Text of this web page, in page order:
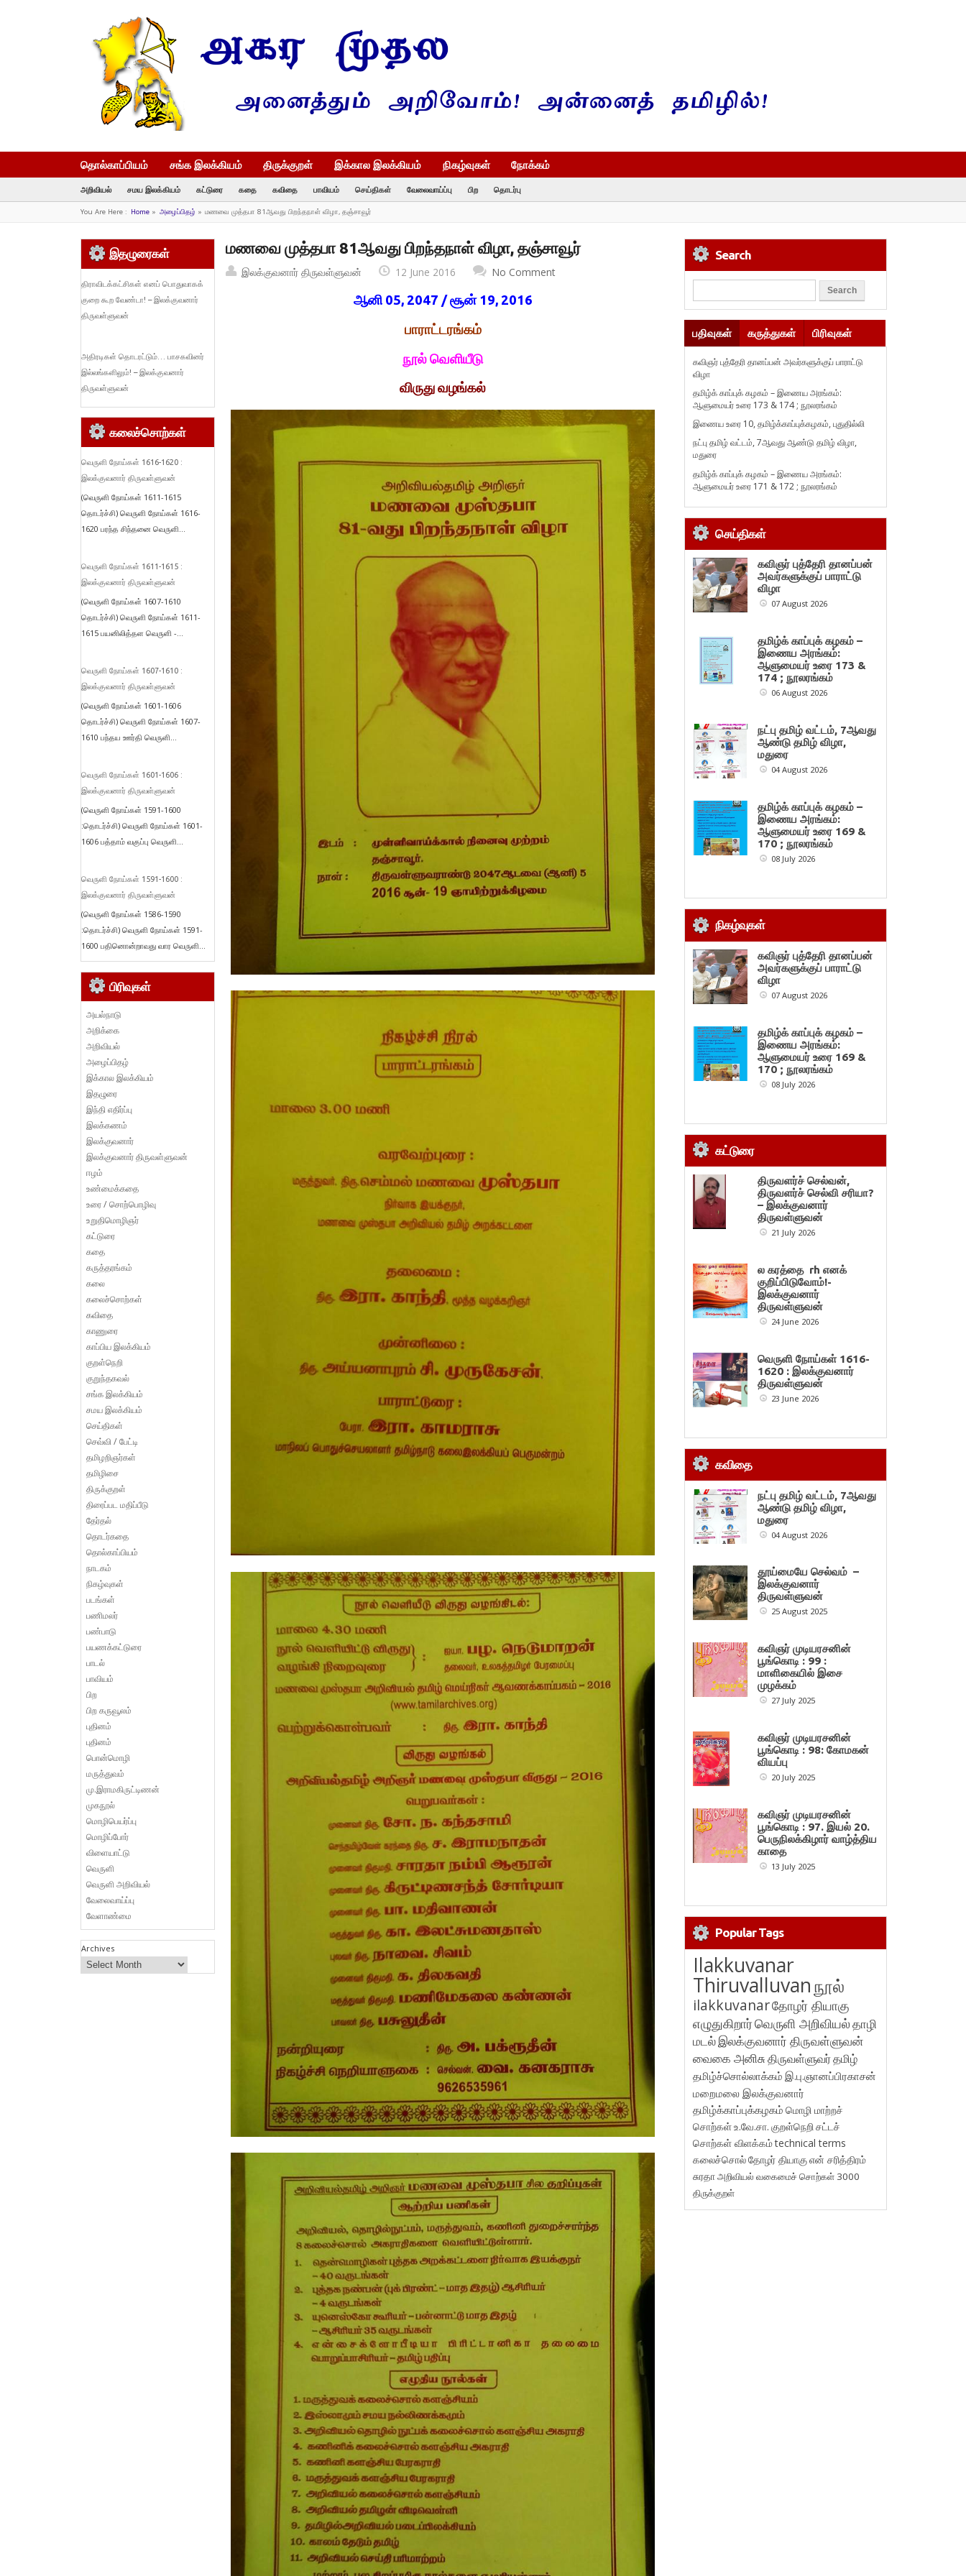
தொல்காப்பியம் சங்க இலக்கியம் திருக்குறள் இக்கால இலக்கியம் நிகழ்வுகள் நோக்கம்
அறிவியல் சமய இலக்கியம் கட்டுரை கதை கவிதை பாவியம் செய்திகள் வேலைவாய்ப்பு பிற தொடர்பு
You Are Here : Home» அழைப்பிதழ் » மணவை முத்தபா 81ஆவது பிறந்தநாள் விழா, தஞ்சாவூர்
மணவை முத்தபா 81ஆவது பிறந்தநாள் விழா, தஞ்சாவூர்
இலக்குவனார் திருவள்ளுவன் 12 June 2016 No Comment
ஆனி 05, 2047 / சூன் 19, 2016
பாராட்டரங்கம்
நூல் வெளியீடு
விருது வழங்கல்
இதழுரைகள்
திராவிடக்கட்சிகள் எனப் பொதுவாகக்
குறை கூற வேண்டா! – இலக்குவனார்
திருவள்ளுவன்
அதிரடிகள் தொடரட்டும்… பாசகவினர்
இல்லங்களிலும்! – இலக்குவனார்
திருவள்ளுவன்
கலைச்சொற்கள்
வெருளி நோய்கள் 1616-1620 :
இலக்குவனார் திருவள்ளுவன்
(வெருளி நோய்கள் 1611-1615
தொடர்ச்சி) வெருளி நோய்கள் 1616-
1620 பரந்த சிந்தனை வெருளி...
வெருளி நோய்கள் 1611-1615 :
இலக்குவனார் திருவள்ளுவன்
(வெருளி நோய்கள் 1607-1610
தொடர்ச்சி) வெருளி நோய்கள் 1611-
1615 பயனிலித்தள வெருளி -...
வெருளி நோய்கள் 1607-1610 :
இலக்குவனார் திருவள்ளுவன்
(வெருளி நோய்கள் 1601-1606
தொடர்ச்சி) வெருளி நோய்கள் 1607-
1610 பந்தய ஊர்தி வெருளி...
வெருளி நோய்கள் 1601-1606 :
இலக்குவனார் திருவள்ளுவன்
(வெருளி நோய்கள் 1591-1600
:தொடர்ச்சி) வெருளி நோய்கள் 1601-
1606 பத்தாம் வகுப்பு வெருளி...
வெருளி நோய்கள் 1591-1600 :
இலக்குவனார் திருவள்ளுவன்
(வெருளி நோய்கள் 1586-1590
:தொடர்ச்சி) வெருளி நோய்கள் 1591-
1600 பதினொன்றாவது வார வெருளி...
பிரிவுகள்
அயல்நாடு
அறிக்கை
அறிவியல்
அழைப்பிதழ்
இக்கால இலக்கியம்
இதழுரை
இந்தி எதிர்ப்பு
இலக்கணம்
இலக்குவனார்
இலக்குவனார் திருவள்ளுவன்
ஈழம்
உண்மைக்கதை
உரை / சொற்பொழிவு
உறுதிமொழிஞர்
கட்டுரை
கதை
கருத்தரங்கம்
கலை
கலைச்சொற்கள்
கவிதை
காணுரை
காப்பிய இலக்கியம்
குறள்நெறி
குறுந்தகவல்
சங்க இலக்கியம்
சமய இலக்கியம்
செய்திகள்
செவ்வி / பேட்டி
தமிழறிஞர்கள்
தமிழிசை
திருக்குறள்
திரைப்பட மதிப்பீடு
தேர்தல்
தொடர்கதை
தொல்காப்பியம்
நாடகம்
நிகழ்வுகள்
படங்கள்
பணிமலர்
பண்பாடு
பயணக்கட்டுரை
பாடல்
பாவியம்
பிற
பிற கருவூலம்
புதினம்
புதினம்
பொன்மொழி
மருத்துவம்
மு.இராமகிருட்டிணன்
முகநூல்
மொழிபெயர்ப்பு
மொழிப்போர்
விளையாட்டு
வெருளி
வெருளி அறிவியல்
வேலைவாய்ப்பு
வேளாண்மை
Archives
Search
பதிவுகள் கருத்துகள் பிரிவுகள்
கவிஞர் புத்தேரி தானப்பன் அவர்களுக்குப் பாராட்டு
விழா
தமிழ்க் காப்புக் கழகம் – இணைய அரங்கம்:
ஆளுமையர் உரை 173 & 174 ; நூலரங்கம்
இணைய உரை 10, தமிழ்க்காப்புக்கழகம், புதுதில்லி
நட்பு தமிழ் வட்டம், 7ஆவது ஆண்டு தமிழ் விழா,
மதுரை
தமிழ்க் காப்புக் கழகம் – இணைய அரங்கம்:
ஆளுமையர் உரை 171 & 172 ; நூலரங்கம்
செய்திகள்
கவிஞர் புத்தேரி தானப்பன்
அவர்களுக்குப் பாராட்டு
விழா
07 August 2026
தமிழ்க் காப்புக் கழகம் –
இணைய அரங்கம்:
ஆளுமையர் உரை 173 &
174 ; நூலரங்கம்
06 August 2026
நட்பு தமிழ் வட்டம், 7ஆவது
ஆண்டு தமிழ் விழா,
மதுரை
04 August 2026
தமிழ்க் காப்புக் கழகம் –
இணைய அரங்கம்:
ஆளுமையர் உரை 169 &
170 ; நூலரங்கம்
08 July 2026
நிகழ்வுகள்
கவிஞர் புத்தேரி தானப்பன்
அவர்களுக்குப் பாராட்டு
விழா
07 August 2026
தமிழ்க் காப்புக் கழகம் –
இணைய அரங்கம்:
ஆளுமையர் உரை 169 &
170 ; நூலரங்கம்
08 July 2026
கட்டுரை
திருவளர்ச் செல்வன்,
திருவளர்ச் செல்வி சரியா?
– இலக்குவனார்
திருவள்ளுவன்
21 July 2026
ல கரத்தை rh எனக்
குறிப்பிடுவோம்!-
இலக்குவனார்
திருவள்ளுவன்
24 June 2026
வெருளி நோய்கள் 1616-
1620 : இலக்குவனார்
திருவள்ளுவன்
23 June 2026
கவிதை
நட்பு தமிழ் வட்டம், 7ஆவது
ஆண்டு தமிழ் விழா,
மதுரை
04 August 2026
தூய்மையே செல்வம் –
இலக்குவனார்
திருவள்ளுவன்
25 August 2025
கவிஞர் முடியரசனின்
பூங்கொடி : 99 :
மாளிகையில் இசை
முழக்கம்
27 July 2025
கவிஞர் முடியரசனின்
பூங்கொடி : 98: கோமகன்
வியப்பு
20 July 2025
கவிஞர் முடியரசனின்
பூங்கொடி : 97. இயல் 20.
பெருநிலக்கிழார் வாழ்த்திய
காதை
13 July 2025
Popular Tags
Ilakkuvanar
Thiruvalluvanநூல்
ilakkuvanarதோழர் தியாகு
எழுதுகிறார்வெருளி அறிவியல்தாழி
மடல்இலக்குவனார் திருவள்ளுவன்
வைகை அனிசுதிருவள்ளுவர்தமிழ்
தமிழ்ச்சொல்லாக்கம் இ.பு.ஞானப்பிரகாசன்
மறைமலை இலக்குவனார்
தமிழ்க்காப்புக்கழகம் மொழி மாற்றச்
சொற்கள்உ.வே.சா. குறள்நெறி சட்டச்
சொற்கள் விளக்கம்technical terms
கலைச்சொல்தோழர் தியாகுஎன் சரித்திரம்
சுரதாஅறிவியல் வகைமைச் சொற்கள் 3000
திருக்குறள்